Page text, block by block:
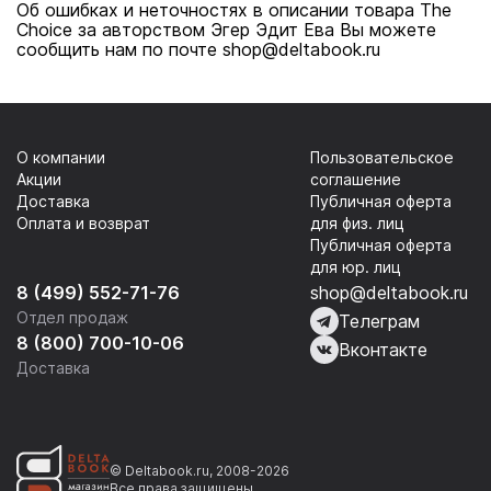
Об ошибках и неточностях в описании товара The
Choice за авторством Эгер Эдит Ева Вы можете
сообщить нам по почте shop@deltabook.ru
8 (499) 552-71-76
Отдел продаж
8 (800) 700-10-06
Доставка
О компании
Акции
Доставка
Оплата и возврат
Пользовательское
соглашение
Публичная оферта
для физ. лиц
Публичная оферта
для юр. лиц
shop@deltabook.ru
Телеграм
Вконтакте
© Deltabook.ru, 2008-2026